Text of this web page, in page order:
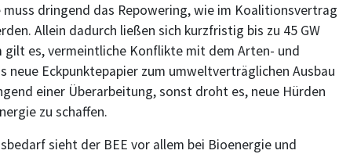
muss dringend das Repowering, wie im Koalitionsvertrag
Allein dadurch ließen sich kurzfristig bis zu 45 GW
gilt es, vermeintliche Konflikte mit dem Arten- und
neue Eckpunktepapier zum umweltverträglichen Ausbau
einer Überarbeitung, sonst droht es, neue Hürden
zu schaffen.
sieht der BEE vor allem bei Bioenergie und